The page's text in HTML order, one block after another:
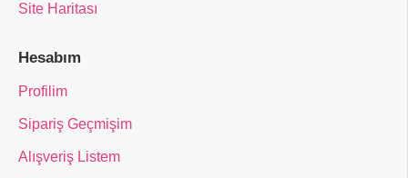
Site Haritası
Hesabım
Profilim
Sipariş Geçmişim
Alışveriş Listem